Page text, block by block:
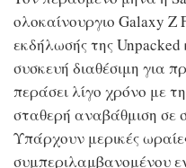
ολοκαίνουργιο Galaxy Z
εκδήλωσής της
συσκευή διαθέσιμη για
περάσει λίγο χρόνο με
σταθερή αναβάθμιση σε
Υπάρχουν μερικές
συμπεριλαμβανομένου